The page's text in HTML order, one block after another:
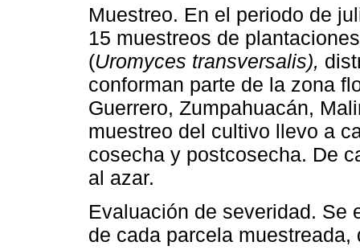
Muestreo. En el periodo de
15 muestreos de
(Uromyces transversalis),
conforman parte de la zona
Guerrero, Zumpahuacán,
muestreo del cultivo llevo a
cosecha y postcosecha. De
al azar.
Evaluación de severidad. Se
de cada parcela